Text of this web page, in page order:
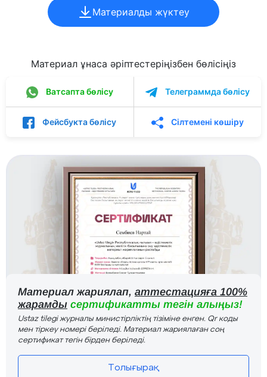
Материалды жүктеу
Материал ұнаса әріптестеріңізбен бөлісіңіз
Ватсапта бөлісу Телеграммда бөлісу
Фейсбукта бөлісу Сілтемені көшіру
Материал жариялап, аттестацияға 100%
жарамды сертификатты тегін алыңыз!
Ustaz tilegi журналы министірліктің тізіміне енген. Qr коды
мен тіркеу номері беріледі. Материал жариялаған соң
сертификат тегін бірден беріледі.
Толығырақ